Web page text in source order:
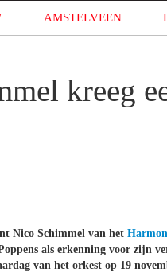
AMSTELVEEN
kreeg
Nico Schimmel van het
als erkenning voor zijn
van het orkest op 19